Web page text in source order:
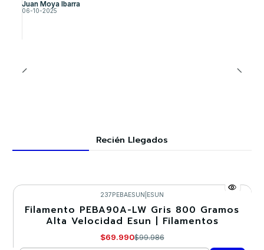
Juan Moya Ibarra
06-10-2025
Recién Llegados
-30%
237PEBAESUN ESUN
Filamento PEBA90A-LW Gris 800 Gramos
Alta Velocidad Esun | Filamentos
$69.990$99.986